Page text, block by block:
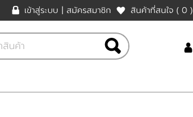
เข้าสู่ระบบ | สมัครสมาชิก สินค้าที่สนใจ ( 0 )